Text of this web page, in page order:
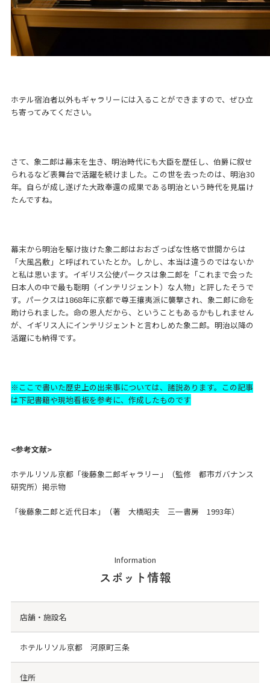
ホテル宿泊者以外もギャラリーには入ることができますので、ぜひ立
ち寄ってみてください。
さて、象二郎は幕末を生き、明治時代にも大臣を歴任し、伯爵に叙せ
られるなど表舞台で活躍を続けました。この世を去ったのは、明治30
年。自らが成し遂げた大政奉還の成果である明治という時代を見届け
たんですね。
幕末から明治を駆け抜けた象二郎はおおざっぱな性格で世間からは
「大風呂敷」と呼ばれていたとか。しかし、本当は違うのではないか
と私は思います。イギリス公使パークスは象二郎を「これまで会った
日本人の中で最も聡明（インテリジェント）な人物」と評したそうで
す。パークスは1868年に京都で尊王攘夷派に襲撃され、象二郎に命を
助けられました。命の恩人だから、ということもあるかもしれません
が、イギリス人にインテリジェントと言わしめた象二郎。明治以降の
活躍にも納得です。
※ここで書いた歴史上の出来事については、諸説あります。この記事
は下記書籍や現地看板を参考に、作成したものです
<参考文献>
ホテルリソル京都「後藤象二郎ギャラリー」（監修 都市ガバナンス
研究所）掲示物
「後藤象二郎と近代日本」（著 大橋昭夫 三一書房 1993年）
Information
スポット情報
店舗・施設名
ホテルリソル京都 河原町三条
住所